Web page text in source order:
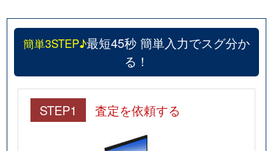
簡単3STEP♪最短45秒 簡単入力でスグ分か
る！
STEP1 査定を依頼する